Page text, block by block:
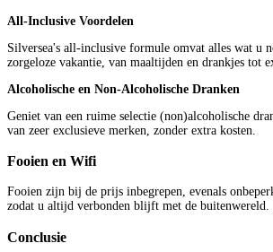
All-Inclusive Voordelen
Silversea's all-inclusive formule omvat alles wat u
zorgeloze vakantie, van maaltijden en drankjes tot
Alcoholische en Non-Alcoholische Dranken
Geniet van een ruime selectie (non)alcoholische
van zeer exclusieve merken, zonder extra kosten.
Fooien en Wifi
Fooien zijn bij de prijs inbegrepen, evenals
zodat u altijd verbonden blijft met de buitenwereld.
Conclusie